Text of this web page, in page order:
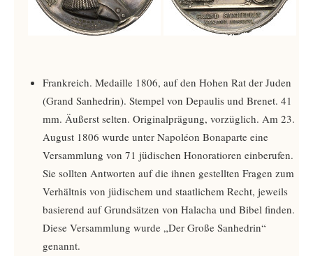
Frankreich. Medaille 1806, auf den Hohen Rat der Juden
(Grand Sanhedrin). Stempel von Depaulis und Brenet. 41
mm. Äußerst selten. Originalprägung, vorzüglich. Am 23.
August 1806 wurde unter Napoléon Bonaparte eine
Versammlung von 71 jüdischen Honoratioren einberufen.
Sie sollten Antworten auf die ihnen gestellten Fragen zum
Verhältnis von jüdischem und staatlichem Recht, jeweils
basierend auf Grundsätzen von Halacha und Bibel finden.
Diese Versammlung wurde „Der Große Sanhedrin“
genannt.